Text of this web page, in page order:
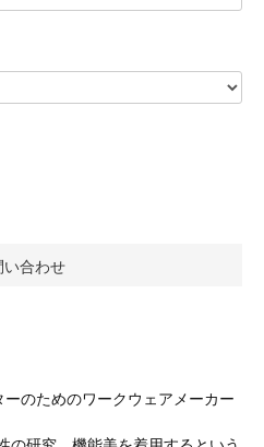
のためのワークウェアメーカー